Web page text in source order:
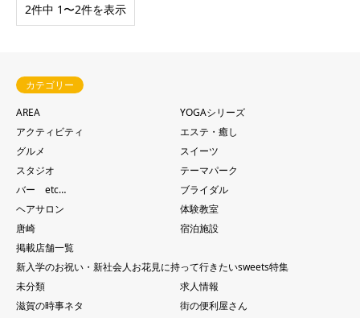
2件中 1〜2件を表示
カテゴリー
AREA
YOGAシリーズ
アクティビティ
エステ・癒し
グルメ
スイーツ
スタジオ
テーマパーク
バー etc…
ブライダル
ヘアサロン
体験教室
唐崎
宿泊施設
掲載店舗一覧
新入学のお祝い・新社会人お花見に持って行きたいsweets特集
未分類
求人情報
滋賀の時事ネタ
街の便利屋さん